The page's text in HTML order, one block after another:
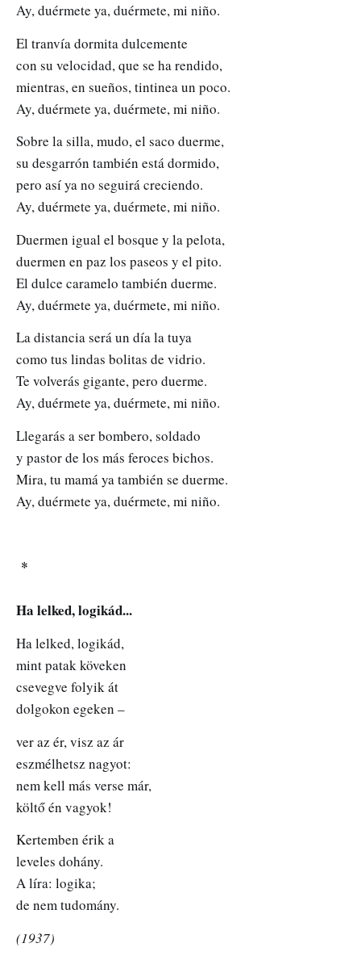
Ay, duérmete ya, duérmete, mi niño.
El tranvía dormita dulcemente
con su velocidad, que se ha rendido,
mientras, en sueños, tintinea un poco.
Ay, duérmete ya, duérmete, mi niño.
Sobre la silla, mudo, el saco duerme,
su desgarrón también está dormido,
pero así ya no seguirá creciendo.
Ay, duérmete ya, duérmete, mi niño.
Duermen igual el bosque y la pelota,
duermen en paz los paseos y el pito.
El dulce caramelo también duerme.
Ay, duérmete ya, duérmete, mi niño.
La distancia será un día la tuya
como tus lindas bolitas de vidrio.
Te volverás gigante, pero duerme.
Ay, duérmete ya, duérmete, mi niño.
Llegarás a ser bombero, soldado
y pastor de los más feroces bichos.
Mira, tu mamá ya también se duerme.
Ay, duérmete ya, duérmete, mi niño.
*
Ha lelked, logikád...
Ha lelked, logikád,
mint patak köveken
csevegve folyik át
dolgokon egeken –
ver az ér, visz az ár
eszmélhetsz nagyot:
nem kell más verse már,
költő én vagyok!
Kertemben érik a
leveles dohány.
A líra: logika;
de nem tudomány.
(1937)